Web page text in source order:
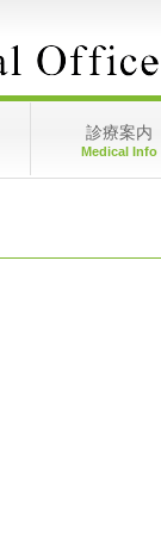
診療案内
Medical Info